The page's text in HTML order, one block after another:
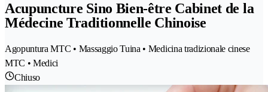
Acupuncture Sino Bien-être Cabinet de la
Médecine Traditionnelle Chinoise
Agopuntura MTC • Massaggio Tuina • Medicina tradizionale cinese
MTC • Medici
Chiuso